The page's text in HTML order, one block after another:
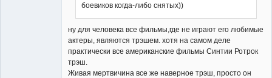
боевиков когда-либо снятых))
ну для человека все фильмы,где не играют его любимые
актеры, являются трэшем. хотя на самом деле
практически все американские фильмы Синтии Ротрок
трэш.
Живая мертвичина все же наверное трэш, просто он